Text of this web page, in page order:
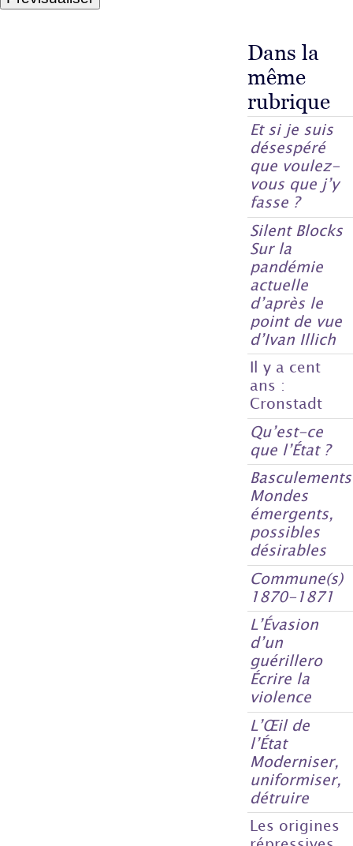
Dans la
même
rubrique
Et si je suis
désespéré
que voulez-
vous que j’y
fasse ?
Silent Blocks
Sur la
pandémie
actuelle
d’après le
point de vue
d’Ivan Illich
Il y a cent
ans :
Cronstadt
Qu’est-ce
que l’État ?
Basculements
Mondes
émergents,
possibles
désirables
Commune(s)
1870-1871
L’Évasion
d’un
guérillero
Écrire la
violence
L’Œil de
l’État
Moderniser,
uniformiser,
détruire
Les origines